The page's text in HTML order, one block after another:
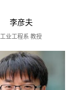
李彦夫
工业工程系 教授